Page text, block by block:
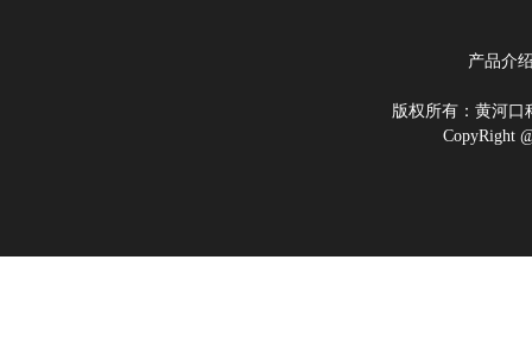
产品介
版权所有：黄河
CopyRight